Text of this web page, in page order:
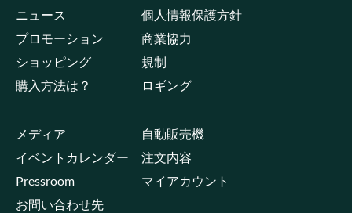
ニュース
プロモーション
ショッピング
購入方法は？
個人情報保護方針
商業協力
規制
ロギング
メディア
イベントカレンダー
Pressroom
お問い合わせ先
自動販売機
注文内容
マイアカウント